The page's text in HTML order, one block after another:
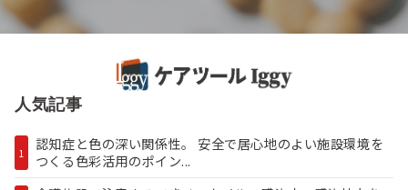
人気記事
1
認知症と色の深い関係性。 安全で居心地のよい施設環境を
つくる色彩活用のポイン...